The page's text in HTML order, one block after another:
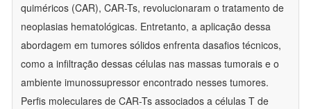
quiméricos (CAR), CAR-Ts, revolucionaram o tratamento de
neoplasias hematológicas. Entretanto, a aplicação dessa
abordagem em tumores sólidos enfrenta dasafios técnicos,
como a infiltração dessas células nas massas tumorais e o
ambiente imunossupressor encontrado nesses tumores.
Perfis moleculares de CAR-Ts associados a células T de